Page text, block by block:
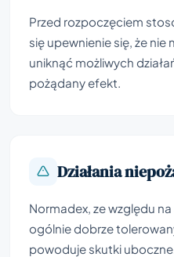
Przed rozpoczęciem
się upewnienie się, że
uniknąć możliwych
pożądany efekt.
Działania
Normadex, ze względu
ogólnie dobrze
powoduje skutki